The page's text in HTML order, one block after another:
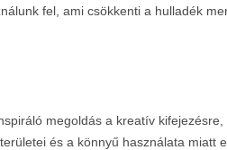
fel, ami csökkenti a hulladék
megoldás a kreatív
és a könnyű használata miatt